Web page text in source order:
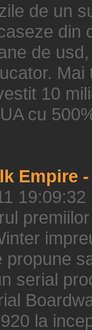
de un
din
de
10
cu
Empire
19:09:32
serial
la